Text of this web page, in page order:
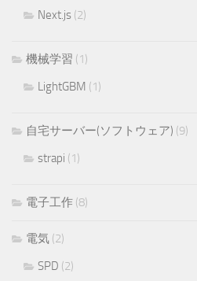
Next.js (2)
機械学習 (1)
LightGBM (1)
自宅サーバー(ソフトウェア) (9)
strapi (1)
電子工作 (8)
電気 (2)
SPD (2)